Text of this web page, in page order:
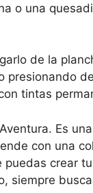
o una
de la
tintas
Es
con una
crear
siempre